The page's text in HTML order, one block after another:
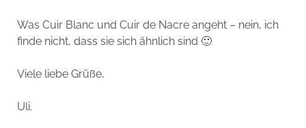
Was Cuir Blanc und Cuir de Nacre angeht – nein, ich
finde nicht, dass sie sich ähnlich sind 🙂
Viele liebe Grüße,
Uli.